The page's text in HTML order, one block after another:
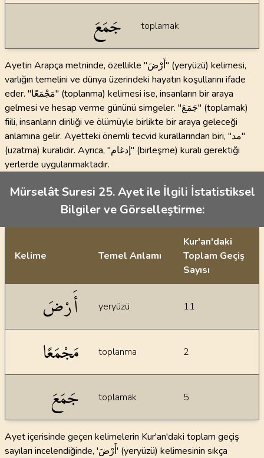
جَمَعَ toplamak
Ayetin Arapça metninde, özellikle "أَرْضَ" (yeryüzü) kelimesi,
varlığın temelini ve dünya üzerindeki hayatın koşullarını ifade
eder. "مَجْمَعًا" (toplanma) kelimesi ise, insanların bir araya
gelmesi ve hesap verme gününü simgeler. "جَمَعَ" (toplamak)
fiili, insanların diriliği ve ölümüyle birlikte bir araya geleceği
anlamına gelir. Ayetteki önemli tecvid kurallarından biri, "مد"
(uzatma) kuralıdır. Ayrıca, "إدغام" (birleşme) kuralı gerektiği
yerlerde uygulanmaktadır.
Mürselât Suresi 25. Ayet ile İlgili İstatistiksel
Bilgiler ve Görselleştirme:
Kelime Temel Anlamı
Kur'an'daki
Toplam Geçiş
Sayısı
أَرْضَ yeryüzü 11
مَجْمَعًا toplanma 2
جَمَعَ toplamak 5
Ayet içerisinde geçen kelimelerin Kur'an'daki toplam geçiş
sayıları incelendiğinde, 'أَرْضَ' (yeryüzü) kelimesinin sıkça